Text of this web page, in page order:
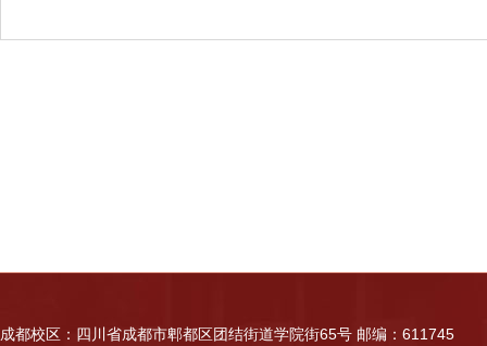
成都校区：四川省成都市郫都区团结街道学院街65号 邮编：611745